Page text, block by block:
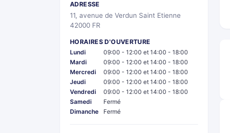
ADRESSE
11, avenue de Verdun Saint Etienne
42000 FR
HORAIRES D'OUVERTURE
Lundi
09:00 - 12:00 et 14:00 - 18:00
Mardi
09:00 - 12:00 et 14:00 - 18:00
Mercredi
09:00 - 12:00 et 14:00 - 18:00
Jeudi
09:00 - 12:00 et 14:00 - 18:00
Vendredi
09:00 - 12:00 et 14:00 - 18:00
Samedi
Fermé
Dimanche
Fermé